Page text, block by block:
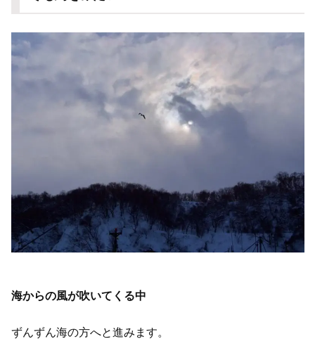
海からの風が吹いてくる中
ずんずん海の方へと進みます。